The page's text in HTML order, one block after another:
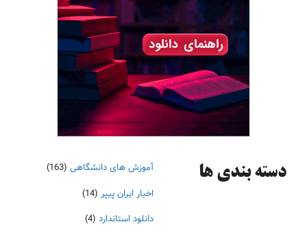
دسته‌ بندی ها آموزش های دانشگاهی (163)
اخبار ایران پیپر (14)
دانلود استاندارد (4)